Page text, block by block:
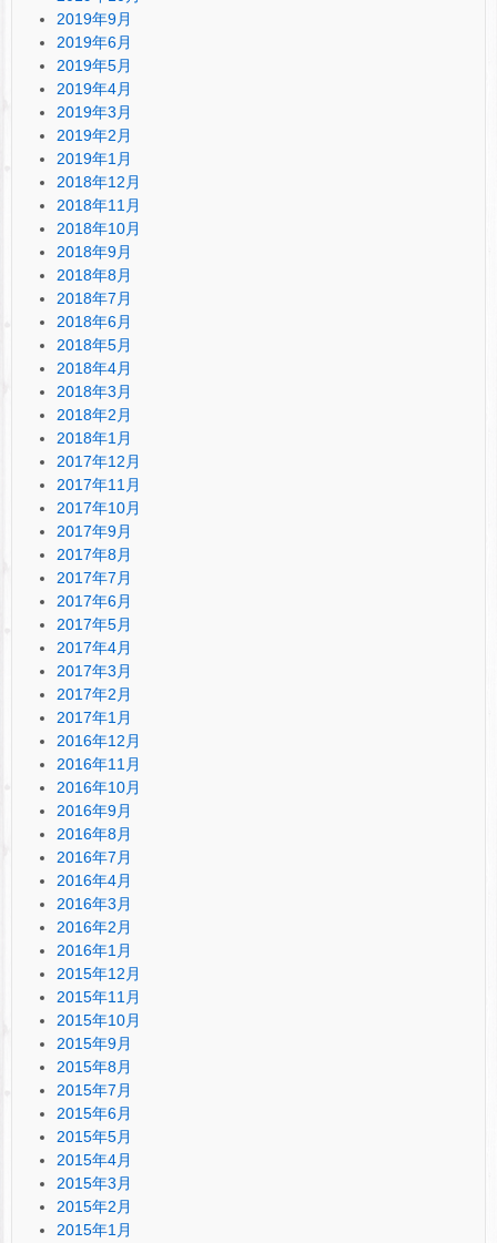
2019年9月
2019年6月
2019年5月
2019年4月
2019年3月
2019年2月
2019年1月
2018年12月
2018年11月
2018年10月
2018年9月
2018年8月
2018年7月
2018年6月
2018年5月
2018年4月
2018年3月
2018年2月
2018年1月
2017年12月
2017年11月
2017年10月
2017年9月
2017年8月
2017年7月
2017年6月
2017年5月
2017年4月
2017年3月
2017年2月
2017年1月
2016年12月
2016年11月
2016年10月
2016年9月
2016年8月
2016年7月
2016年4月
2016年3月
2016年2月
2016年1月
2015年12月
2015年11月
2015年10月
2015年9月
2015年8月
2015年7月
2015年6月
2015年5月
2015年4月
2015年3月
2015年2月
2015年1月